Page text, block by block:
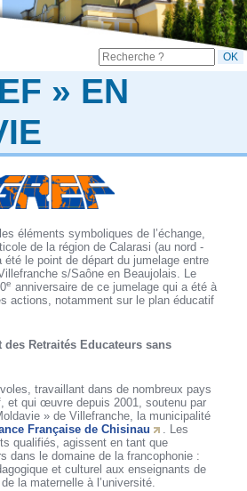
» EN
éléments symboliques de l’échange,
de la région de Calarasi (au nord -
été le point de départ du jumelage entre
s/Saône en Beaujolais. Le
e anniversaire de ce jumelage qui a été à
actions, notamment sur le plan éducatif
des Retraités Educateurs sans
travaillant dans de nombreux pays
et qui œuvre depuis 2001, soutenu par
» de Villefranche, la municipalité
Française de Chisinau
. Les
qualifiés, agissent en tant que
dans le domaine de la francophonie :
et culturel aux enseignants de
la maternelle à l’université.